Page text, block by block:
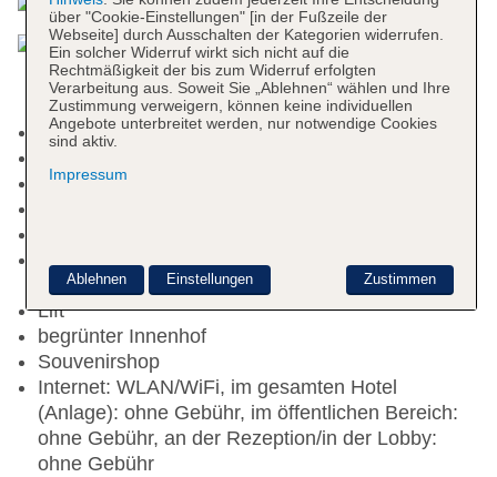
Nichtraucherhotel
Check-out Zeit bis 11:00 Uhr
Rezeption: täglich, Sprachen: deutsch, englisch,
polnisch
Lift
begrünter Innenhof
Souvenirshop
Internet: WLAN/WiFi, im gesamten Hotel
(Anlage): ohne Gebühr, im öffentlichen Bereich:
ohne Gebühr, an der Rezeption/in der Lobby:
ohne Gebühr
über "Cookie-Einstellungen" [in der Fußzeile der
Webseite] durch Ausschalten der Kategorien widerrufen.
Ein solcher Widerruf wirkt sich nicht auf die
Rechtmäßigkeit der bis zum Widerruf erfolgten
Verarbeitung aus. Soweit Sie „Ablehnen“ wählen und Ihre
Zustimmung verweigern, können keine individuellen
Angebote unterbreitet werden, nur notwendige Cookies
sind aktiv.
Impressum
Zustimmen
Ablehnen Einstellungen